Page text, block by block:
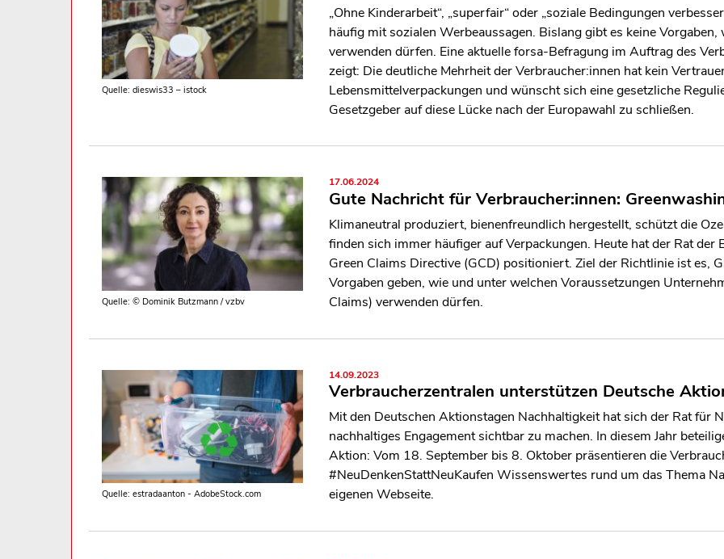
Quelle: dieswis33 – istock
„Ohne Kinderarbeit“, „superfair“ oder „soziale Bedingungen
häufig mit sozialen Werbeaussagen. Bislang gibt es keine
verwenden dürfen. Eine aktuelle forsa-Befragung im Auftrag des
zeigt: Die deutliche Mehrheit der Verbraucher:innen hat kein
Lebensmittelverpackungen und wünscht sich eine gesetzliche
Gesetzgeber auf diese Lücke nach der Europawahl zu schließen.
Quelle: © Dominik Butzmann / vzbv
17.06.2024
Gute Nachricht für Verbraucher:innen:
Klimaneutral produziert, bienenfreundlich hergestellt, schützt die
finden sich immer häufiger auf Verpackungen. Heute hat der Rat
Green Claims Directive (GCD) positioniert. Ziel der Richtlinie ist es,
Vorgaben geben, wie und unter welchen Voraussetzungen
Claims) verwenden dürfen.
Quelle: estradaanton - AdobeStock.com
14.09.2023
Verbraucherzentralen unterstützen Deutsche
Mit den Deutschen Aktionstagen Nachhaltigkeit hat sich der Rat für
nachhaltiges Engagement sichtbar zu machen. In diesem Jahr
Aktion: Vom 18. September bis 8. Oktober präsentieren die
#NeuDenkenStattNeuKaufen Wissenswertes rund um das Thema
eigenen Webseite.